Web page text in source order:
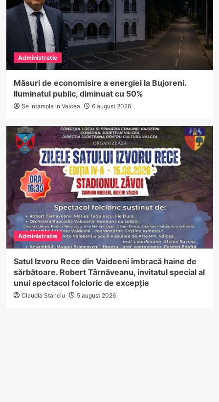
Administratie
Măsuri de economisire a energiei la Bujoreni.
Iluminatul public, diminuat cu 50%
Se intampla in Valcea 6 august 2026
Administratie
Satul Izvoru Rece din Vaideeni îmbracă haine de
sărbătoare. Robert Târnăveanu, invitatul special al
unui spectacol folcloric de excepție
Claudia Stanciu 5 august 2026